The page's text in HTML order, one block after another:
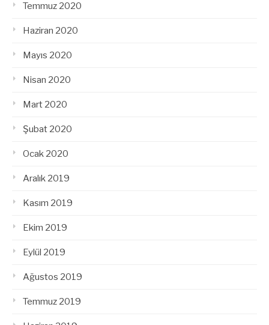
Temmuz 2020
Haziran 2020
Mayıs 2020
Nisan 2020
Mart 2020
Şubat 2020
Ocak 2020
Aralık 2019
Kasım 2019
Ekim 2019
Eylül 2019
Ağustos 2019
Temmuz 2019